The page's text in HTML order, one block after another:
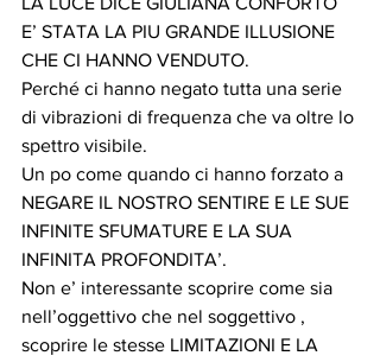
E’ STATA LA PIU GRANDE ILLUSIONE
CHE CI HANNO VENDUTO.
Perché ci hanno negato tutta una serie
di vibrazioni di frequenza che va oltre lo
spettro visibile.
Un po come quando ci hanno forzato a
NEGARE IL NOSTRO SENTIRE E LE SUE
INFINITE SFUMATURE E LA SUA
INFINITA PROFONDITA’.
Non e’ interessante scoprire come sia
nell’oggettivo che nel soggettivo ,
scoprire le stesse LIMITAZIONI E LA